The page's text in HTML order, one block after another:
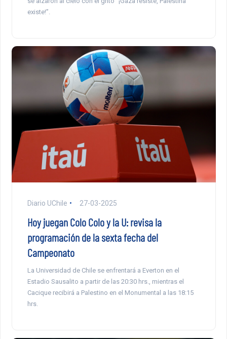
existe!”.
Diario UChile 27-03-2025
Hoy juegan Colo Colo y la U: revisa la
programación de la sexta fecha del
Campeonato
La Universidad de Chile se enfrentará a Everton en el
Estadio Sausalito a partir de las 20:30 hrs., mientras el
Cacique recibirá a Palestino en el Monumental a las 18:15
hrs.